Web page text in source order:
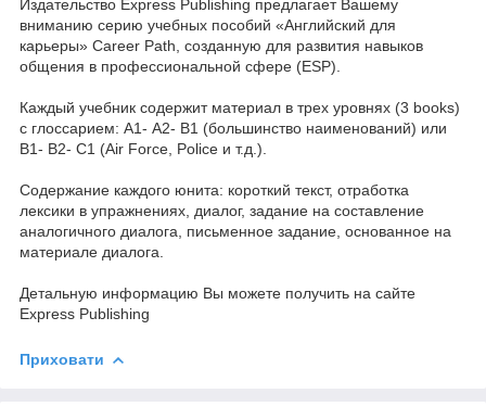
Издательство Express Publishing предлагает Вашему
вниманию серию учебных пособий «Английский для
карьеры» Career Path, созданную для развития навыков
общения в профессиональной сфере (ESP).
Каждый учебник содержит материал в трех уровнях (3 books)
с глоссарием: А1- А2- В1 (большинство наименований) или
В1- В2- С1 (Air Force, Police и т.д.).
Содержание каждого юнита: короткий текст, отработка
лексики в упражнениях, диалог, задание на составление
аналогичного диалога, письменное задание, основанное на
материале диалога.
Детальную информацию Вы можете получить на сайте
Express Publishing
Приховати